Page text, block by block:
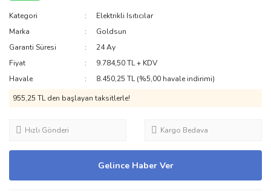
Kategori
Elektrikli Isıtıcılar
Marka
Goldsun
Garanti Süresi
24 Ay
Fiyat
9.784,50 TL + KDV
Havale
8.450,25 TL (%5,00 havale indirimi)
955,25 TL den başlayan taksitlerle!
Hızlı Gönderi Kargo Bedava
Gelince Haber Ver